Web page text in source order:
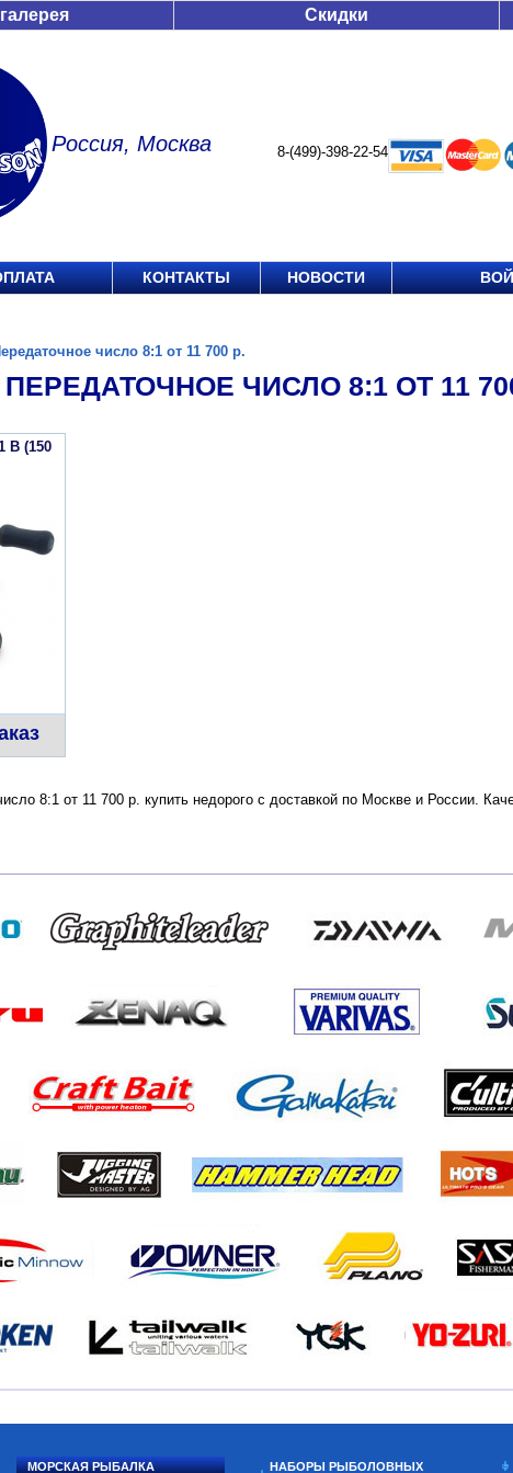
Скидки
Россия, Москва 8-(499)-398-22-54
КОНТАКТЫ НОВОСТИ
число 8:1 от 11 700 р.
ПЕРЕДАТОЧНОЕ ЧИСЛО 8:1 ОТ 11
B (150
8:1 от 11 700 р. купить недорого с доставкой по Москве и России.
МОРСКАЯ РЫБАЛКА НАБОРЫ РЫБОЛОВНЫХ